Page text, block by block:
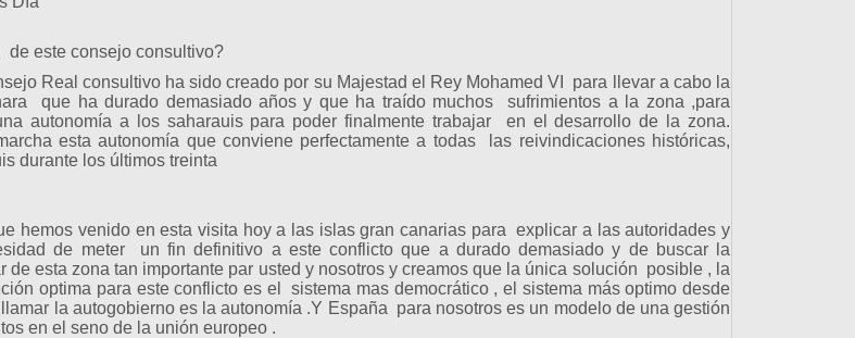
este consejo consultivo?
Real consultivo ha sido creado por su Majestad el Rey Mohamed VI para llevar a cabo la
que ha durado demasiado años y que ha traído muchos sufrimientos a la zona ,para
autonomía a los saharauis para poder finalmente trabajar en el desarrollo de la zona.
esta autonomía que conviene perfectamente a todas las reivindicaciones históricas,
durante los últimos treinta
hemos venido en esta visita hoy a las islas gran canarias para explicar a las autoridades y
de meter un fin definitivo a este conflicto que a durado demasiado y de buscar la
de esta zona tan importante par usted y nosotros y creamos que la única solución posible , la
optima para este conflicto es el sistema mas democrático , el sistema más optimo desde
la autogobierno es la autonomía .Y España para nosotros es un modelo de una gestión
en el seno de la unión europeo .